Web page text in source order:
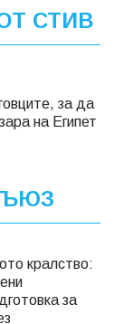
СТИВ
за да
на Египет
кралство:
за